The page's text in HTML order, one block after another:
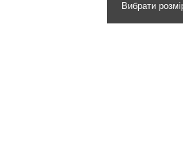
Вибрати розмір